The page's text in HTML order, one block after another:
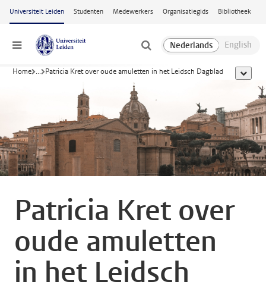
Ga naar hoofdinhoud
Universiteit Leiden Studenten Medewerkers Organisatiegids Bibliotheek
Menu
Home ... Patricia Kret over oude amuletten in het Leidsch Dagblad toon
Patricia Kret over
oude amuletten
in het Leidsch